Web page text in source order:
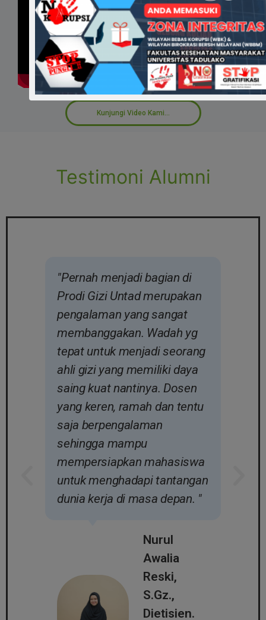
Kunjungi Video Kami...
Testimoni Alumni
"Pernah menjadi bagian di
Prodi Gizi Untad merupakan
pengalaman yang sangat
membanggakan. Wadah yg
tepat untuk menjadi seorang
ahli gizi yang memiliki daya
saing kuat nantinya. Dosen
yang keren, ramah dan tentu
saja berpengalaman
sehingga mampu
mempersiapkan mahasiswa
untuk menghadapi tantangan
dunia kerja di masa depan. "
Nurul
Awalia
Reski,
S.Gz.,
Dietisien.